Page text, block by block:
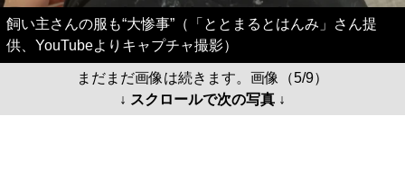
飼い主さんの服も“大惨事”（「ととまるとはんみ」さん提
供、YouTubeよりキャプチャ撮影）
まだまだ画像は続きます。画像（5/9）
↓ スクロールで次の写真 ↓